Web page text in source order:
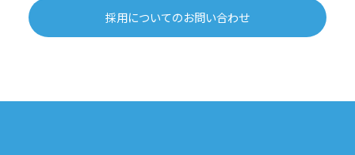
採用についてのお問い合わせ